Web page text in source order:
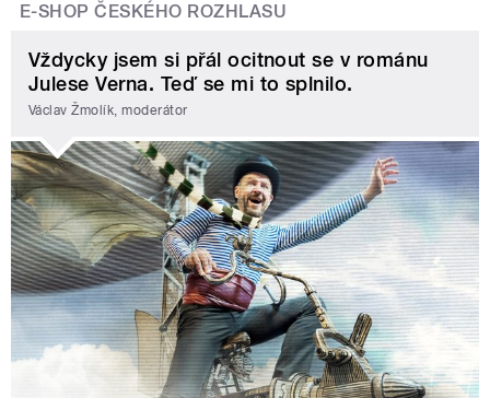
E-SHOP ČESKÉHO ROZHLASU
Vždycky jsem si přál ocitnout se v románu
Julese Verna. Teď se mi to splnilo.
Václav Žmolík, moderátor